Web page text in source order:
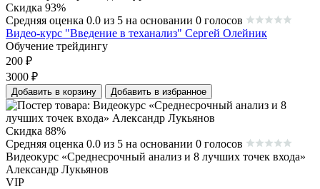
Скидка 93%
Средняя оценка 0.0 из 5 на основании 0 голосов
Видео-курс "Введение в теханализ" Сергей Олейник
Обучение трейдингу
200 ₽
3000 ₽
Добавить в корзину Добавить в избранное
Скидка 88%
Средняя оценка 0.0 из 5 на основании 0 голосов
Видеокурс «Среднесрочный анализ и 8 лучших точек входа»
Александр Лукьянов
VIP